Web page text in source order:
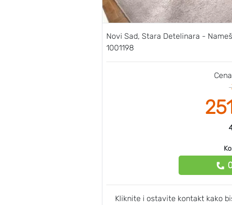
Novi Sad, Stara Detelinara -
1001198
Kliknite i ostavite kontakt kako